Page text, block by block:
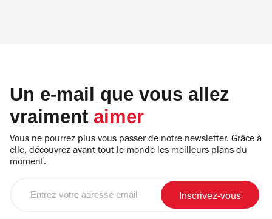
Un e-mail que vous allez
vraiment aimer
Vous ne pourrez plus vous passer de notre newsletter. Grâce à
elle, découvrez avant tout le monde les meilleurs plans du
moment.